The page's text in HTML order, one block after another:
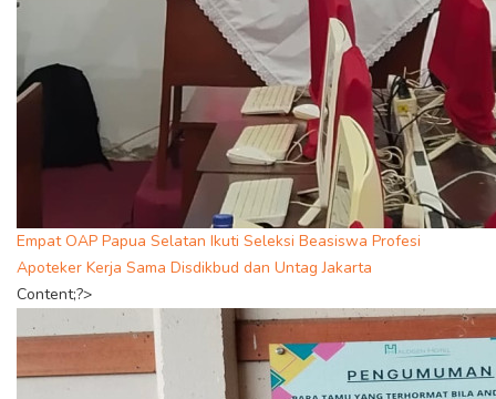
Empat OAP Papua Selatan Ikuti Seleksi Beasiswa Profesi
Apoteker Kerja Sama Disdikbud dan Untag Jakarta
Content;?>